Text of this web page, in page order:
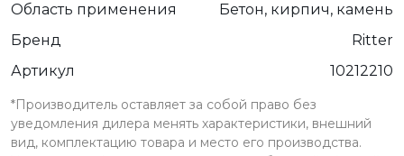
Область применения
Бетон, кирпич, камень
Бренд
Ritter
Артикул
10212210
*Производитель оставляет за собой право без
уведомления дилера менять характеристики, внешний
вид, комплектацию товара и место его производства.